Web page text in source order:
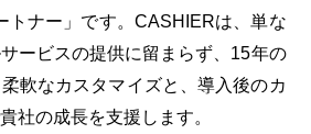
トナー」です。CASHIERは、単な
ービスの提供に留まらず、15年の
軟なカスタマイズと、導入後のカ
社の成長を支援します。